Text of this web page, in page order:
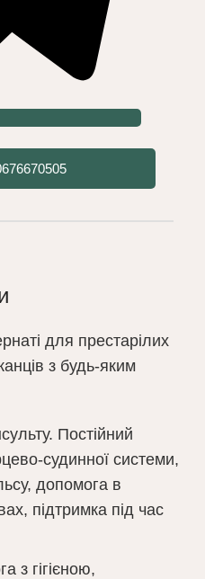
для престарілих
з будь-яким
Постійний
судинної системи,
допомога в
підтримка під час
з гігієною,